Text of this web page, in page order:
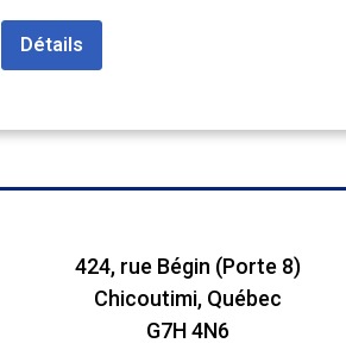
Détails
424, rue Bégin (Porte 8)
Chicoutimi, Québec
G7H 4N6